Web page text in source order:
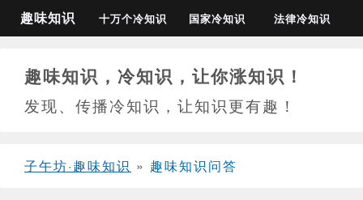
趣味知识 十万个冷知识 国家冷知识 法律冷知识
趣味知识，冷知识，让你涨知识！
发现、传播冷知识，让知识更有趣！
子午坊·趣味知识 » 趣味知识问答